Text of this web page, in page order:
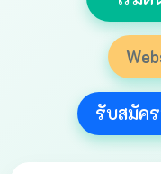
รับสมัค